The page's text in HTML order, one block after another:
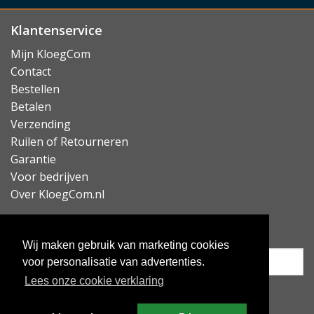
Wij maken gebruik van marketing cookies
voor personalisatie van advertenties.
Lees onze cookie verklaring
maar mooier.
Duits 100% Wolvilt
Voor de voering van de Woolnut Leather Folio sleeve
gebruikt Woolnut 100% natuurlijk wolvilt uit Duitsland.
Dit natuurlijke materiaal is van nature zacht,
kraswerend en schokabsorberend. Een ideale laag om
uw iPad mee te beschermen in dagelijks gebruik.
Klantenservice
Mijn KloegCom
Contact
Bestellen
Betalen
Verzending
Ruilen of Retourneren
Garantie
Voor bedrijven
Over KloegCom.nl